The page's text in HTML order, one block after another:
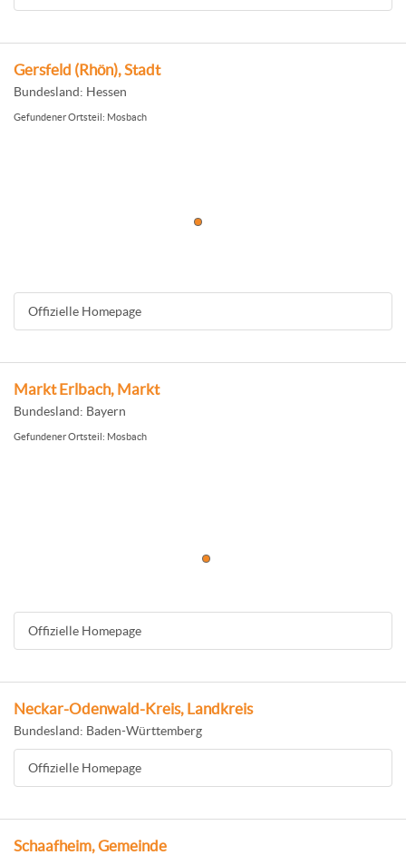
Gersfeld (Rhön), Stadt
Bundesland: Hessen
Gefundener Ortsteil: Mosbach
Offizielle Homepage
Markt Erlbach, Markt
Bundesland: Bayern
Gefundener Ortsteil: Mosbach
Offizielle Homepage
Neckar-Odenwald-Kreis, Landkreis
Bundesland: Baden-Württemberg
Offizielle Homepage
Schaafheim, Gemeinde